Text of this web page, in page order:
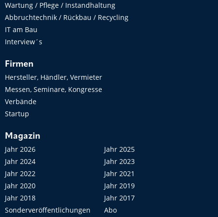
Wartung / Pflege / Instandhaltung
Abbruchtechnik / Rückbau / Recycling
IT am Bau
Interview´s
Firmen
Hersteller, Händler, Vermieter
Messen, Seminare, Kongresse
Verbände
Startup
Magazin
Jahr 2026
Jahr 2025
Jahr 2024
Jahr 2023
Jahr 2022
Jahr 2021
Jahr 2020
Jahr 2019
Jahr 2018
Jahr 2017
Sonderveröffentlichungen
Abo